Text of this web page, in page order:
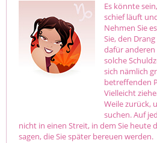
Es könnte
schief läuft
Nehmen Sie
Sie, den
dafür anderen
solche
sich nämlich
betreffenden
Vielleicht
Weile zurück,
suchen. Auf
nicht in einen Streit, in dem Sie heute
sagen, die Sie später bereuen werden.